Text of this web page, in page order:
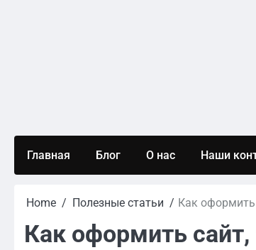
Главная Блог О нас Наши
Home Полезные статьи Как оформить
Как оформить